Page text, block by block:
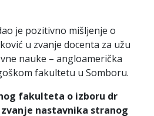
je pozitivno mišljenje o
u zvanje docenta za užu
nauke – angloamerička
fakultetu u Somboru.
fakulteta o izboru dr
nastavnika stranog